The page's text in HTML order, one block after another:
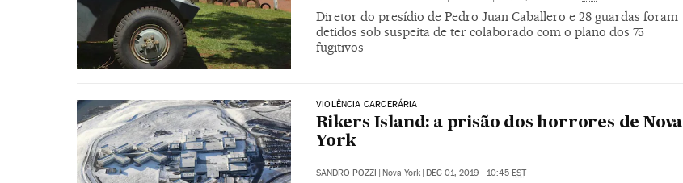
Diretor do presídio de Pedro Juan Caballero e 28 guardas foram
detidos sob suspeita de ter colaborado com o plano dos 75
fugitivos
VIOLÊNCIA CARCERÁRIA
Rikers Island: a prisão dos horrores de Nova
York
SANDRO POZZI | Nova York | DEC 01, 2019 - 10:45 EST